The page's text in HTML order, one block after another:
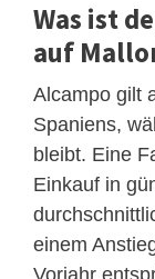
Was ist
auf
Alcampo gilt
Spaniens,
bleibt. Eine
Einkauf in
einem